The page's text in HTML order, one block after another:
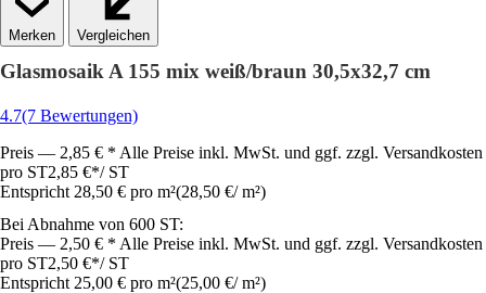
Vergleichen
Glasmosaik A 155 mix weiß/braun 30,5x32,7 cm
4.7(7 Bewertungen)
Preis — 2,85 € * Alle Preise inkl. MwSt. und ggf. zzgl. Versandkosten
pro ST2,85 €*/ ST
Entspricht 28,50 € pro m²(28,50 €/ m²)
Bei Abnahme von 600 ST:
Preis — 2,50 € * Alle Preise inkl. MwSt. und ggf. zzgl. Versandkosten
pro ST2,50 €*/ ST
Entspricht 25,00 € pro m²(25,00 €/ m²)